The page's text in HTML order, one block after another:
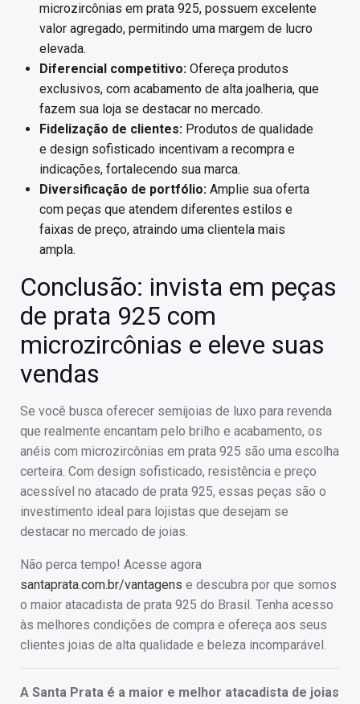
microzircônias em prata 925, possuem excelente
valor agregado, permitindo uma margem de lucro
elevada.
Diferencial competitivo: Ofereça produtos
exclusivos, com acabamento de alta joalheria, que
fazem sua loja se destacar no mercado.
Fidelização de clientes: Produtos de qualidade
e design sofisticado incentivam a recompra e
indicações, fortalecendo sua marca.
Diversificação de portfólio: Amplie sua oferta
com peças que atendem diferentes estilos e
faixas de preço, atraindo uma clientela mais
ampla.
Conclusão: invista em peças
de prata 925 com
microzircônias e eleve suas
vendas
Se você busca oferecer semijoias de luxo para revenda
que realmente encantam pelo brilho e acabamento, os
anéis com microzircônias em prata 925 são uma escolha
certeira. Com design sofisticado, resistência e preço
acessível no atacado de prata 925, essas peças são o
investimento ideal para lojistas que desejam se
destacar no mercado de joias.
Não perca tempo! Acesse agora
santaprata.com.br/vantagens e descubra por que somos
o maior atacadista de prata 925 do Brasil. Tenha acesso
às melhores condições de compra e ofereça aos seus
clientes joias de alta qualidade e beleza incomparável.
A Santa Prata é a maior e melhor atacadista de joias